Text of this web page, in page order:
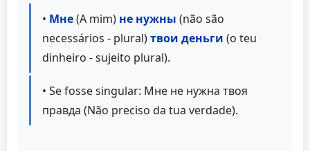
• Мне(A mim) не нужны (não são
necessários - plural)твои деньги (o teu
dinheiro - sujeito plural).
• Se fosse singular: Мне не нужна твоя
правда (Não preciso da tua verdade).